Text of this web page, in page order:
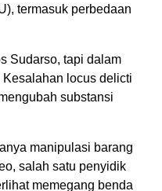
termasuk perbedaan
Sudarso, tapi dalam
locus delicti
substansi
manipulasi barang
salah satu penyidik
memegang benda